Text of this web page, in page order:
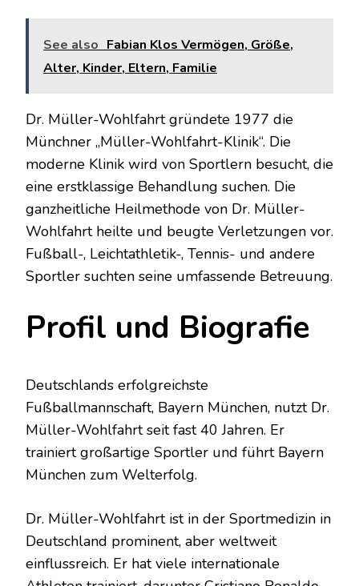
See also Fabian Klos Vermögen, Größe,
Alter, Kinder, Eltern, Familie
Dr. Müller-Wohlfahrt gründete 1977 die
Münchner „Müller-Wohlfahrt-Klinik“. Die
moderne Klinik wird von Sportlern besucht, die
eine erstklassige Behandlung suchen. Die
ganzheitliche Heilmethode von Dr. Müller-
Wohlfahrt heilte und beugte Verletzungen vor.
Fußball-, Leichtathletik-, Tennis- und andere
Sportler suchten seine umfassende Betreuung.
Profil und Biografie
Deutschlands erfolgreichste
Fußballmannschaft, Bayern München, nutzt Dr.
Müller-Wohlfahrt seit fast 40 Jahren. Er
trainiert großartige Sportler und führt Bayern
München zum Welterfolg.
Dr. Müller-Wohlfahrt ist in der Sportmedizin in
Deutschland prominent, aber weltweit
einflussreich. Er hat viele internationale